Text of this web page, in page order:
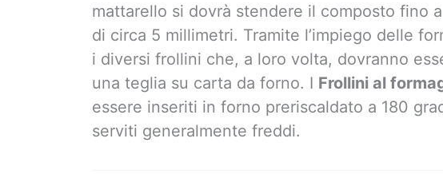
mattarello si dovrà stendere il composto fino
di circa 5 millimetri. Tramite l’impiego delle
i diversi frollini che, a loro volta, dovranno
una teglia su carta da forno. I Frollini al
essere inseriti in forno preriscaldato a 180
serviti generalmente freddi.